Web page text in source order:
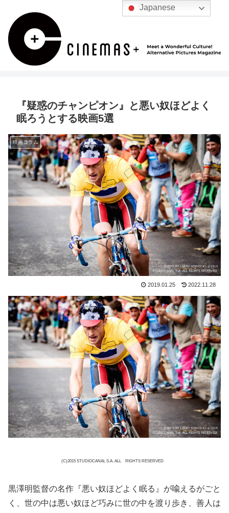
『疑惑のチャンピオン』と悪い奴ほどよく
眠ろうとする映画5選
映画コラム
2019.01.25 2022.11.28
(C)2015 STUDIOCANAL S.A. ALL RIGHTS RESERVED
黒澤明監督の名作『悪い奴ほどよく眠る』が喩えるがごと
く、世の中は悪い奴ほど巧みに世の中を渡り歩き、善人は
Japanese